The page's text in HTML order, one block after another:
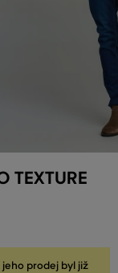
TEXTURE
prodej byl již